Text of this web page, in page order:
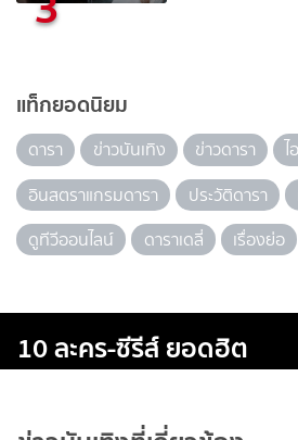
แท็กยอดนิยม
ดารา ข่าวบันเทิง ข่าวดารา
อินสตราแกรมดารา
ประวัติดารา
ดูทีวีออนไลน์
ดาราเดลี่ เรื่องย่อ
10 ละคร-ซีรีส์ ยอดฮิต